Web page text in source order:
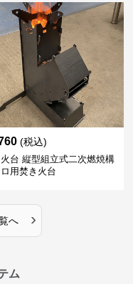
(税込)
台 縦型組立式二次燃焼構
用焚き火台
へ ›
ム